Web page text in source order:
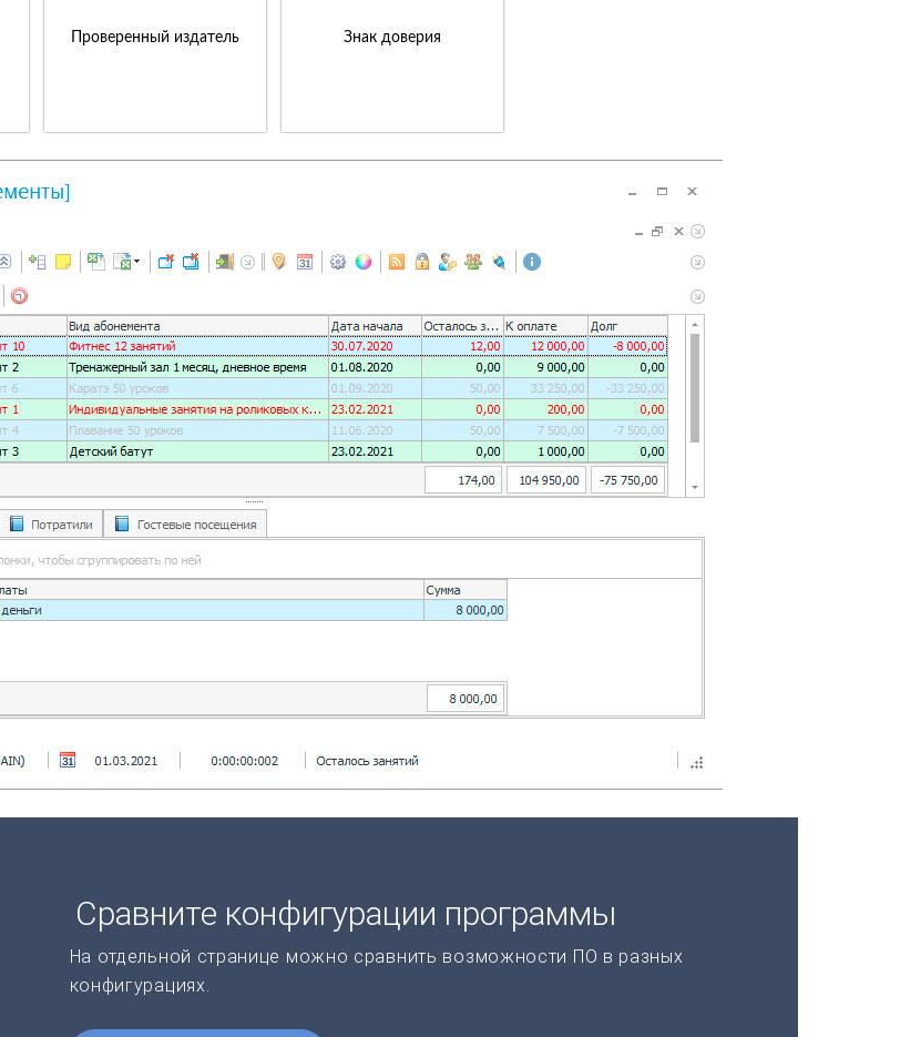
Проверенный издатель Знак доверия
Сравните конфигурации программы
На отдельной странице можно сравнить возможности ПО в разных
конфигурациях.